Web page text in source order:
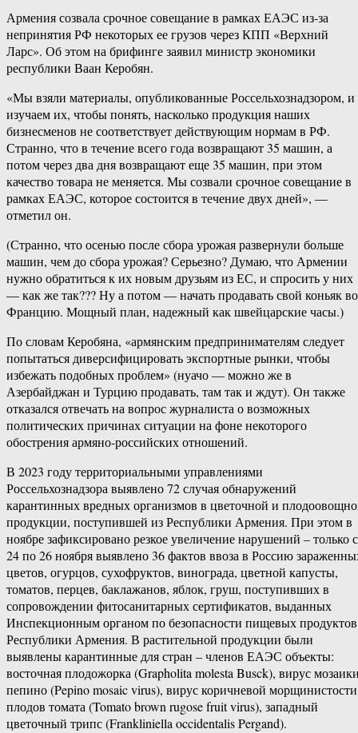
Армения созвала срочное совещание в рамках ЕАЭС из-за
непринятия РФ некоторых ее грузов через КПП «Верхний
Ларс». Об этом на брифинге заявил министр экономики
республики Ваан Керобян.
«Мы взяли материалы, опубликованные Россельхознадзором, и
изучаем их, чтобы понять, насколько продукция наших
бизнесменов не соответствует действующим нормам в РФ.
Странно, что в течение всего года возвращают 35 машин, а
потом через два дня возвращают еще 35 машин, при этом
качество товара не меняется. Мы созвали срочное совещание в
рамках ЕАЭС, которое состоится в течение двух дней», —
отметил он.
(Странно, что осенью после сбора урожая развернули больше
машин, чем до сбора урожая? Серьезно? Думаю, что Армении
нужно обратиться к их новым друзьям из ЕС, и спросить у них
— как же так??? Ну а потом — начать продавать свой коньяк во
Францию. Мощный план, надежный как швейцарские часы.)
По словам Керобяна, «армянским предпринимателям следует
попытаться диверсифицировать экспортные рынки, чтобы
избежать подобных проблем» (нуачо — можно же в
Азербайджан и Турцию продавать, там так и ждут). Он также
отказался отвечать на вопрос журналиста о возможных
политических причинах ситуации на фоне некоторого
обострения армяно-российских отношений.
В 2023 году территориальными управлениями
Россельхознадзора выявлено 72 случая обнаружений
карантинных вредных организмов в цветочной и
продукции, поступившей из Республики Армения. При этом в
ноябре зафиксировано резкое увеличение нарушений – только с
24 по 26 ноября выявлено 36 фактов ввоза в Россию
цветов, огурцов, сухофруктов, винограда, цветной капусты,
томатов, перцев, баклажанов, яблок, груш, поступивших в
сопровождении фитосанитарных сертификатов, выданных
Инспекционным органом по безопасности пищевых продуктов
Республики Армения. В растительной продукции были
выявлены карантинные для стран – членов ЕАЭС объекты:
восточная плодожорка (Grapholita molesta Busck), вирус
пепино (Pepino mosaic virus), вирус коричневой морщинистости
плодов томата (Tomato brown rugose fruit virus), западный
цветочный трипс (Frankliniella occidentalis Pergand).